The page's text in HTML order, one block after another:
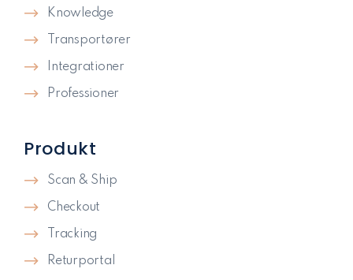
Produkt
Scan & Ship
Checkout
Tracking
Returportal
Knowledge
Transportører
Integrationer
Professioner